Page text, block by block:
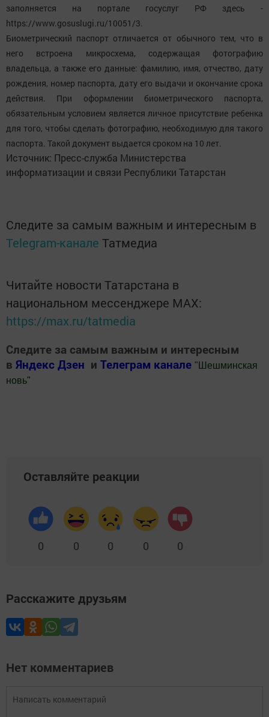
заполняется на портале госуслуг РФ здесь -
https://www.gosuslugi.ru/10051/3.
Биометрический паспорт отличается от обычного тем, что в
него встроена микросхема, содержащая фотографию
владельца, а также его данные: фамилию, имя, отчество, дату
рождения, номер паспорта, дату его выдачи и окончание срока
действия. При оформлении биометрического паспорта,
обязательным условием является личное присутствие ребенка
для того, чтобы сделать фотографию, необходимую для такого
паспорта. Такой документ выдается сроком на 10 лет.
Источник: Пресс-служба Министерства
информатизации и связи Республики Татарстан
Следите за самым важным и интересным в
Telegram-канале Татмедиа
Читайте новости Татарстана в
национальном мессенджере MАХ:
https://max.ru/tatmedia
Следите за самым важным и интересным
в Яндекс Дзен и Телеграм канале " Шешминская
новь"
Оставляйте реакции
0 0 0 0 0
Расскажите друзьям
Нет комментариев